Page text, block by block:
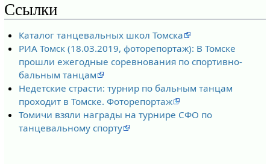
Ссылки
Каталог танцевальных школ Томска
РИА Томск (18.03.2019, фоторепортаж): В Томске
прошли ежегодные соревнования по спортивно-
бальным танцам
Недетские страсти: турнир по бальным танцам
проходит в Томске. Фоторепортаж
Томичи взяли награды на турнире СФО по
танцевальному спорту